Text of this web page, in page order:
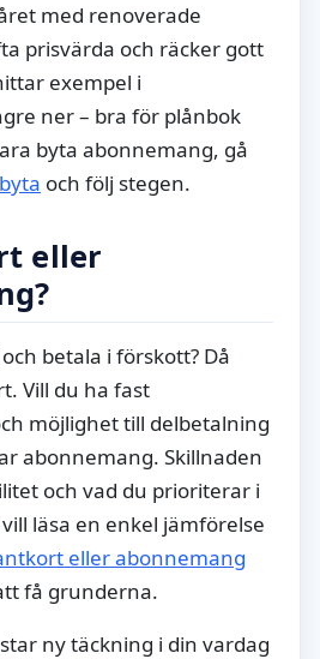
med renoverade
prisvärda och räcker gott
exempel i
ner – bra för plånbok
byta abonnemang, gå
byta och följ stegen.
eller
betala i förskott? Då
Vill du ha fast
möjlighet till delbetalning
abonnemang. Skillnaden
och vad du prioriterar i
läsa en enkel jämförelse
eller abonnemang
få grunderna.
ny täckning i din vardag